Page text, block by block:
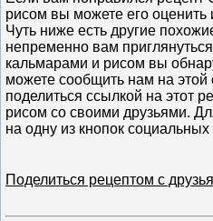
рисом вы можете его оценить
Чуть ниже есть другие
непременно вам
кальмарами и рисом вы
можете сообщить нам на
поделиться ссылкой на этот
рисом со своими друзьями.
на одну из кнопок социальных
Поделиться рецептом с